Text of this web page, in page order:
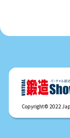
Copyright© 2022